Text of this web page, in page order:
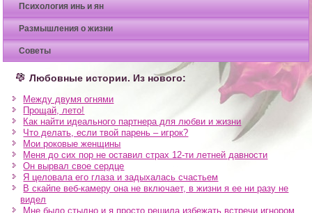
Психология инь и ян
Размышления о жизни
Советы
Любовные истории. Из нового:
Между двумя огнями
Прощай, лето!
Как найти идеального партнера для любви и жизни
Что делать, если твой парень – игрок?
Мои роковые женщины
Меня до сих пор не оставил страх 12-ти летней давности
Он вырвал свое сердце
Я целовала его глаза и задыхалась счастьем
В скайпе веб-камеру она не включает, в жизни я ее ни разу не
видел
Мне было стыдно и я просто решила избежать встречи игнором